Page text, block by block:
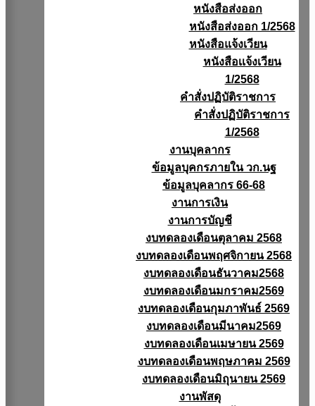
หนังสือส่งออก
หนังสือส่งออก 1/2568
หนังสือแจ้งเวียน
หนังสือเเจ้งเวียน
1/2568
คำสั่งปฏิบัติราชการ
คำสั่งปฏิบัติราชการ
1/2568
งานบุคลากร
ข้อมูลบุคกรภายใน วก.นฐ
ข้อมูลบุคลากร 66-68
งานการเงิน
งานการบัญชี
งบทดลองเดือนตุลาคม 2568
งบทดลองเดือนพฤศจิกายน 2568
งบทดลองเดือนธันวาคม2568
งบทดลองเดือนมกราคม2569
งบทดลองเดือนกุมภาพันธ์ 2569
งบทดลองเดือนมีนาคม2569
งบทดลองเดือนเมษายน 2569
งบทดลองเดือนพฤษภาคม 2569
งบทดลองเดือนมิถุนายน 2569
งานพัสดุ